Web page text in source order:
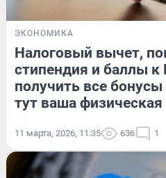
ЭКОНОМИКА
Налоговый вычет,
стипендия и баллы к
получить все
тут ваша
11 марта, 2026, 11:35 636 1